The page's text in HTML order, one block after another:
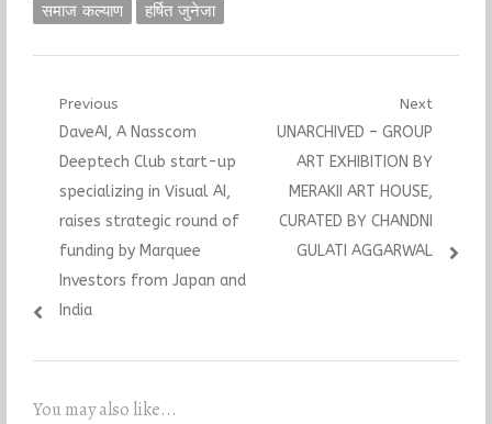
समाज कल्याण
हर्षित जुनेजा
Post
navigation
Previous
Previous
post:
DaveAI, A Nasscom
Deeptech Club start-up
specializing in Visual AI,
raises strategic round of
funding by Marquee
Investors from Japan and
India
Next
Next
post:
UNARCHIVED – GROUP
ART EXHIBITION BY
MERAKII ART HOUSE,
CURATED BY CHANDNI
GULATI AGGARWAL
You may also like...